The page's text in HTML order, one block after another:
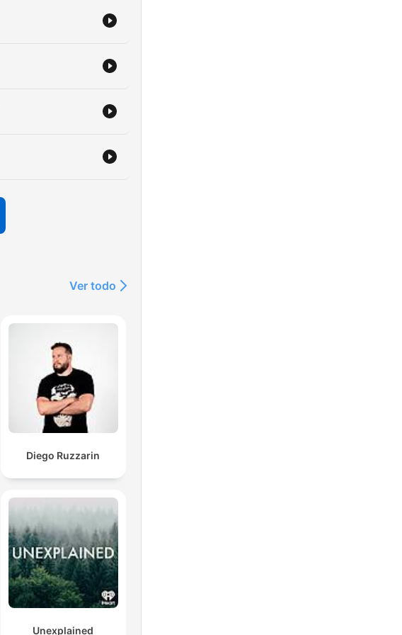
Ver todo
Diego Ruzzarin
Unexplained